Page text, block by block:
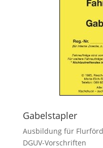
Gabelstapler
Ausbildung für
DGUV-Vorschriften